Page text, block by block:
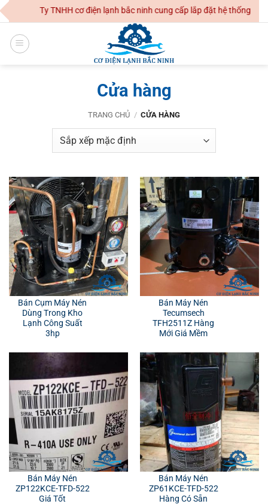
Skip
to
content
Công Ty TNHH cơ điện lạnh bắc ninh cung cấp lắp đặt hệ thống điều
Cửa hàng
TRANG CHỦ / CỬA HÀNG
Bán Cụm Máy Nén
Dùng Trong Kho
Lạnh Công Suất
3hp
Bán Máy Nén
Tecumsech
TFH2511Z Hàng
Mới Giá Mềm
Bán Máy Nén
ZP122KCE-TFD-522
Giá Tốt
Bán Máy Nén
ZP61KCE-TFD-522
Hàng Có Sẵn